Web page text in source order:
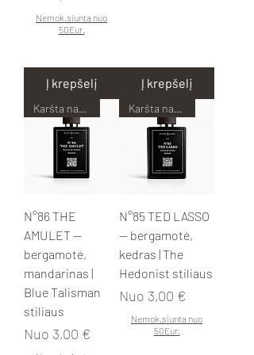
Nemok.siunta nuo
50Eur.
Į krepšelį Į krepšelį
Karšta naujiena!
N°86 THE
AMULET —
bergamotė,
mandarinas |
Blue Talisman
stiliaus
Nuo 3,00 €
Pardavimo kaina
Karšta naujiena!
N°85 TED LASSO
— bergamotė,
kedras | The
Hedonist stiliaus
Nuo 3,00 €
Pardavimo kaina
Nemok.siunta nuo
50Eur.